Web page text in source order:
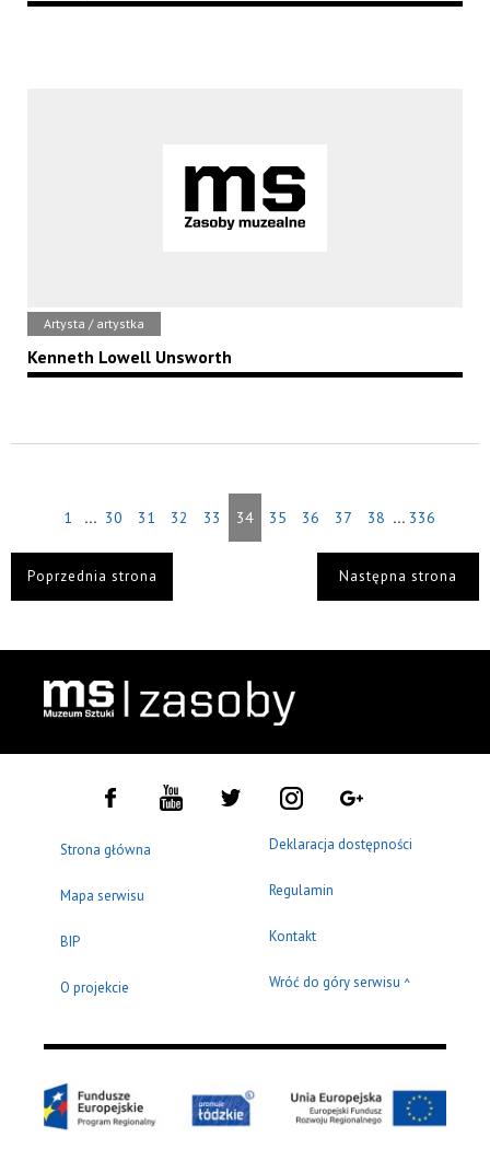
Artysta / artystka
Kenneth Lowell Unsworth
1 ... 30 31 32 33 34 35 36 37 38 ... 336
Poprzednia strona Następna strona
Strona główna
Mapa serwisu
BIP
O projekcie
Deklaracja dostępności
Regulamin
Kontakt
Wróć do góry serwisu ^